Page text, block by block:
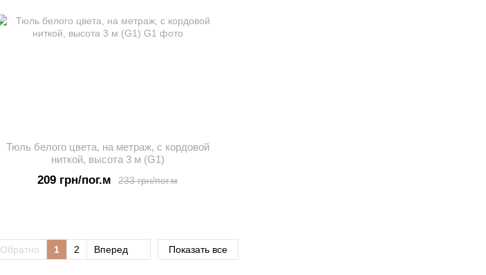
Тюль белого цвета, на метраж, с кордовой
ниткой, высота 3 м (G1)
233 грн/пог.м
209 грн/пог.м
Обратно 1 2 Вперед Показать все